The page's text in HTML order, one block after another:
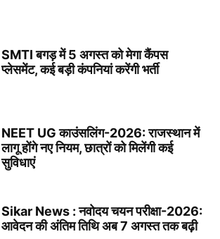
SMTI बगड़ में 5 अगस्त को मेगा कैंपस
प्लेसमेंट, कई बड़ी कंपनियां करेंगी भर्ती
NEET UG काउंसलिंग-2026: राजस्थान में
लागू होंगे नए नियम, छात्रों को मिलेंगी कई
सुविधाएं
Sikar News : नवोदय चयन परीक्षा-2026:
आवेदन की अंतिम तिथि अब 7 अगस्त तक बढ़ी